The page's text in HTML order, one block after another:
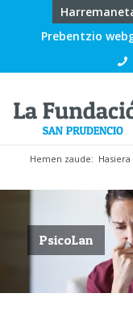
Prebentzio
Hemen zaude: Hasiera
PsicoLan